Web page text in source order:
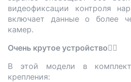
видеофиксации контроля
включает данные о более
камер.
Очень крутое устройство👍🏻
В этой модели в
крепления: